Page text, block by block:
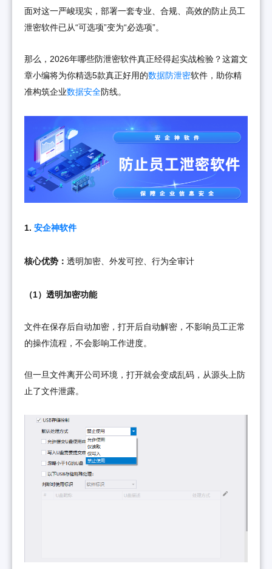
面对这一严峻现实，部署一套专业、合规、高效的防止员工
泄密软件已从“可选项”变为“必选项”。
那么，2026年哪些防泄密软件真正经得起实战检验？这篇文
章小编将为你精选5款真正好用的数据防泄密软件，助你精
准构筑企业数据安全防线。
1. 安企神软件
核心优势： 透明加密、外发可控、行为全审计
（1）透明加密功能
文件在保存后自动加密，打开后自动解密，不影响员工正常
的操作流程，不会影响工作进度。
但一旦文件离开公司环境，打开就会变成乱码，从源头上防
止了文件泄露。